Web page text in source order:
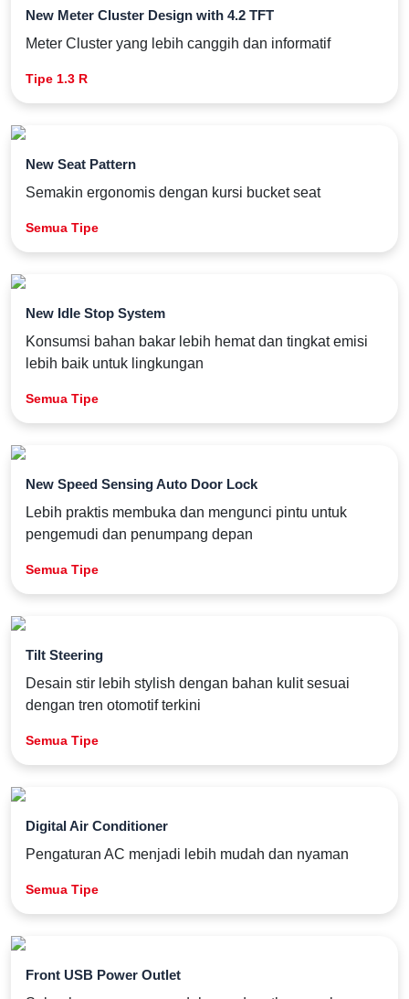
New Meter Cluster Design with 4.2 TFT
Meter Cluster yang lebih canggih dan informatif
Tipe 1.3 R
New Seat Pattern
Semakin ergonomis dengan kursi bucket seat
Semua Tipe
New Idle Stop System
Konsumsi bahan bakar lebih hemat dan tingkat emisi
lebih baik untuk lingkungan
Semua Tipe
New Speed Sensing Auto Door Lock
Lebih praktis membuka dan mengunci pintu untuk
pengemudi dan penumpang depan
Semua Tipe
Tilt Steering
Desain stir lebih stylish dengan bahan kulit sesuai
dengan tren otomotif terkini
Semua Tipe
Digital Air Conditioner
Pengaturan AC menjadi lebih mudah dan nyaman
Semua Tipe
Front USB Power Outlet